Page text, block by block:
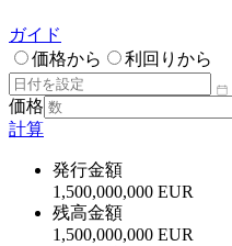
ガイド
価格から
利回りから
価格
計算
発行金額
1,500,000,000 EUR
残高金額
1,500,000,000 EUR